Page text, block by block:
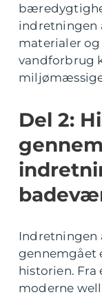
indretningen
materialer
vandforbrug
Del 2:
Indretningen
gennemgået
historien.
moderne